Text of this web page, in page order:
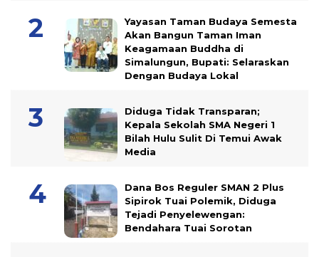
Yayasan Taman Budaya Semesta
Akan Bangun Taman Iman
Keagamaan Buddha di
Simalungun, Bupati: Selaraskan
Dengan Budaya Lokal
Diduga Tidak Transparan;
Kepala Sekolah SMA Negeri 1
Bilah Hulu Sulit Di Temui Awak
Media
Dana Bos Reguler SMAN 2 Plus
Sipirok Tuai Polemik, Diduga
Tejadi Penyelewengan:
Bendahara Tuai Sorotan